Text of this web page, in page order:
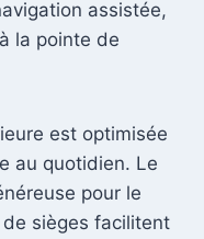
assistée,
la pointe de
est optimisée
au quotidien. Le
pour le
sièges facilitent